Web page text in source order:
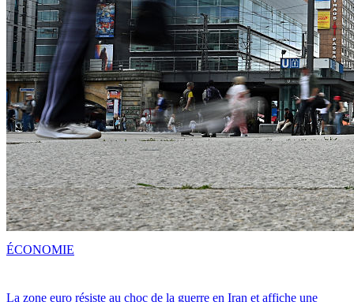
La zone euro résiste au choc de la guerre en Iran et affiche une
ÉCONOMIE